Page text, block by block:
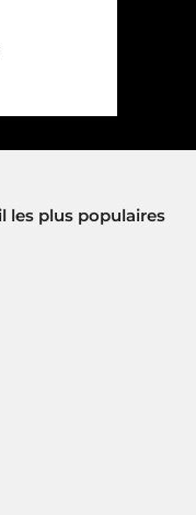
les plus populaires